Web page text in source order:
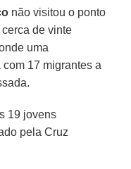
não visitou o ponto
de vinte
uma
17 migrantes a
19 jovens
pela Cruz